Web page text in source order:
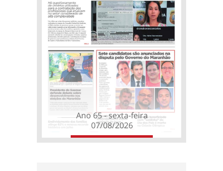
Ano 65 - sexta-feira
07/08/2026